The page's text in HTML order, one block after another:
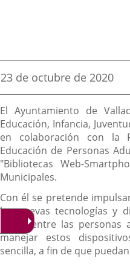
Fecha
la
noticia
23 de octubre de 2020
Descripción
El Ayuntamiento de
Educación, Infancia,
en colaboración con la
Educación de Personas
"Bibliotecas Web-
Municipales.
Con él se pretende
las nuevas tecnologías y
existe entre las
manejar estos
sencilla, a fin de que